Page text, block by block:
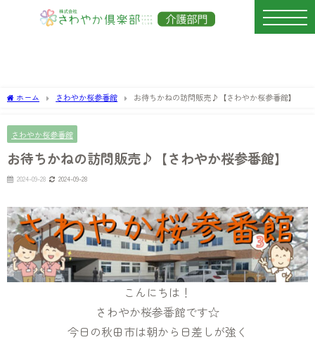
ホーム さわやか桜参番館 お待ちかねの訪問販売♪【さわやか桜参番館】
さわやか桜参番館
お待ちかねの訪問販売♪【さわやか桜参番館】
2024-09-28 2024-09-28
こんにちは！
さわやか桜参番館です☆
今日の秋田市は朝から日差しが強く